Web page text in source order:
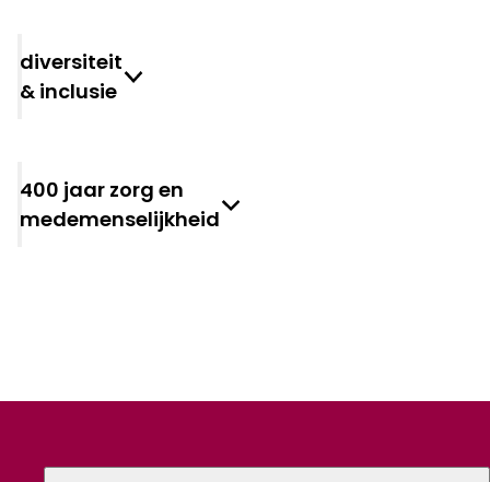
Diversiteit
& inclusie
400 jaar zorg en
medemenselijkheid